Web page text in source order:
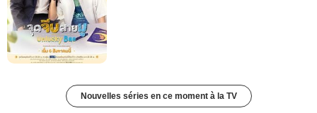
Nouvelles séries en ce moment à la TV